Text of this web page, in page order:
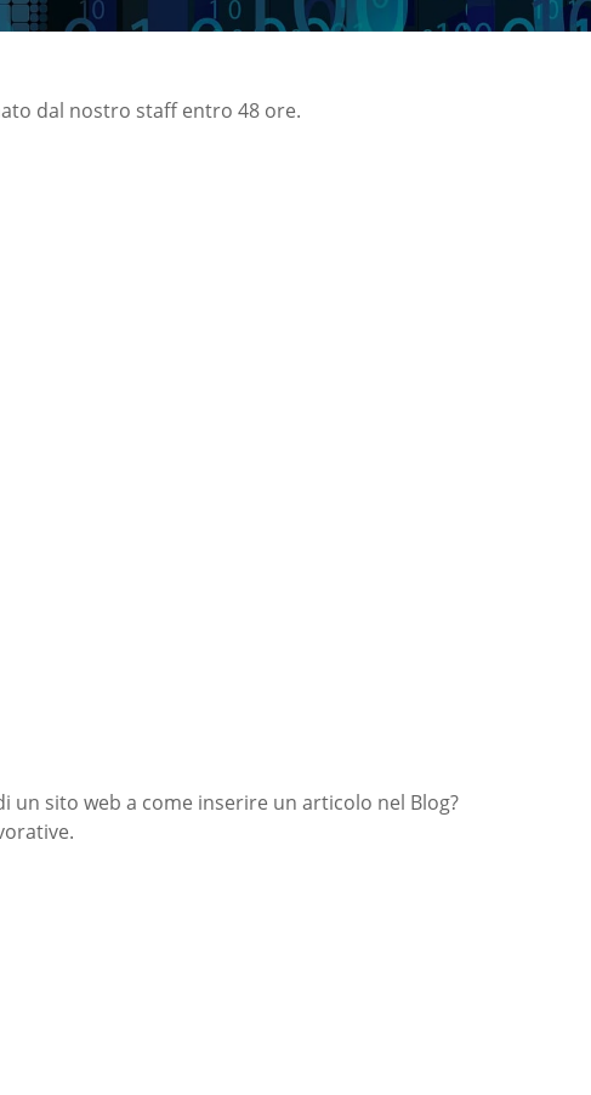
dal nostro staff entro 48 ore.
un sito web a come inserire un articolo nel Blog?